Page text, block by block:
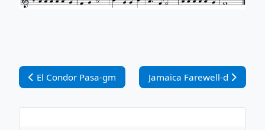
Vorheriger Beitrag: El Condor Pasa-gm
El Condor Pasa-gm Nächster Beitrag: Jamaica
Jamaica Farewell-d